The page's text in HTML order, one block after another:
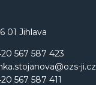
01 Jihlava
567 587 423
ji.cz
567 587 411